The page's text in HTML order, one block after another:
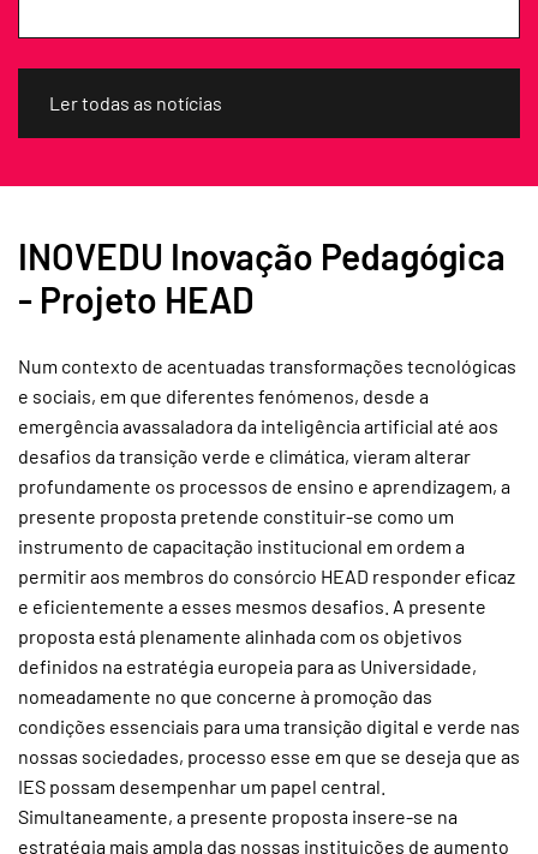
Ler todas as notícias
INOVEDU Inovação Pedagógica
- Projeto HEAD
Num contexto de acentuadas transformações tecnológicas
e sociais, em que diferentes fenómenos, desde a
emergência avassaladora da inteligência artificial até aos
desafios da transição verde e climática, vieram alterar
profundamente os processos de ensino e aprendizagem, a
presente proposta pretende constituir-se como um
instrumento de capacitação institucional em ordem a
permitir aos membros do consórcio HEAD responder eficaz
e eficientemente a esses mesmos desafios. A presente
proposta está plenamente alinhada com os objetivos
definidos na estratégia europeia para as Universidade,
nomeadamente no que concerne à promoção das
condições essenciais para uma transição digital e verde nas
nossas sociedades, processo esse em que se deseja que as
IES possam desempenhar um papel central.
Simultaneamente, a presente proposta insere-se na
estratégia mais ampla das nossas instituições de aumento